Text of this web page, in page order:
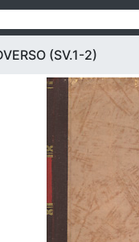
(SV.1-2)